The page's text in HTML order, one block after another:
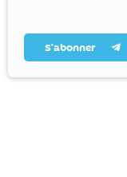
S’abonner